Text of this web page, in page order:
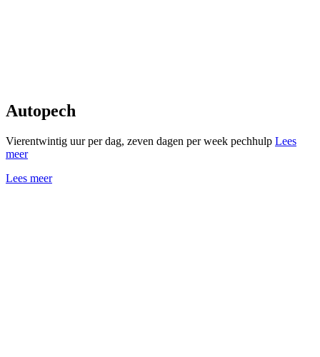
Autopech
Vierentwintig uur per dag, zeven dagen per week pechhulp Lees
meer
Lees meer